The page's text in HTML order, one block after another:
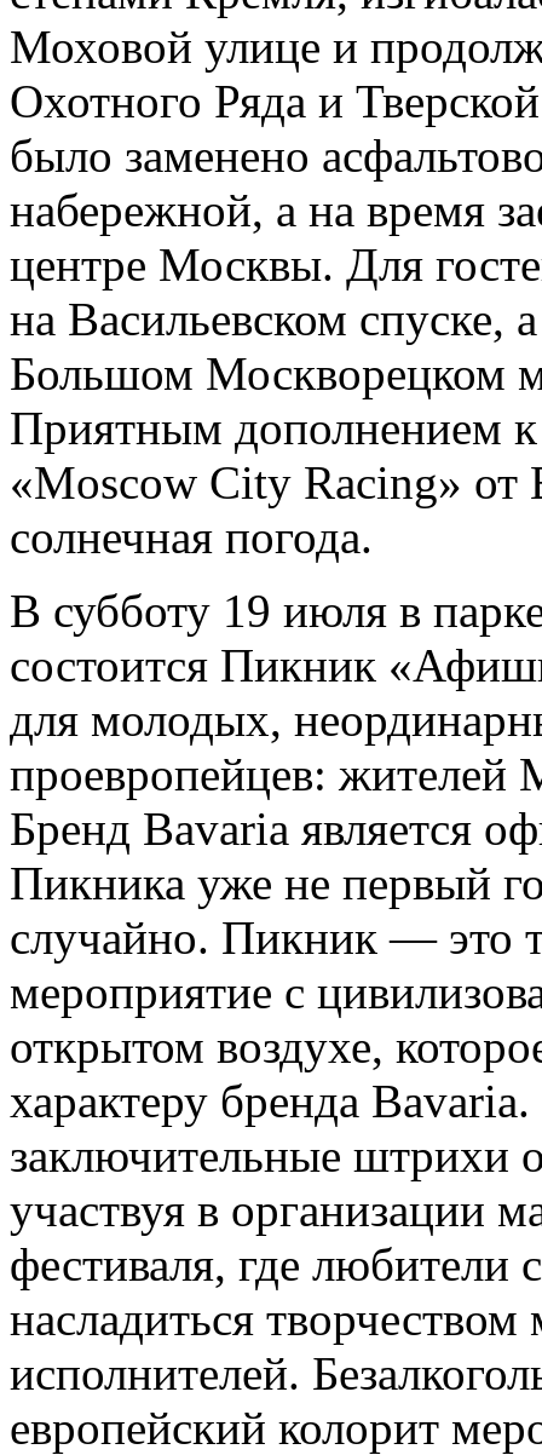
Моховой улице и
Охотного Ряда и
было заменено
набережной, а на время
центре Москвы. Для
на Васильевском спуске,
Большом Москворецком
Приятным дополнением
«Moscow City Racing» от
солнечная погода.
В субботу 19 июля в
состоится Пикник
для молодых,
проевропейцев: жителей
Бренд Bavaria является
Пикника уже не первый
случайно. Пикник — это
мероприятие с
открытом воздухе,
характеру бренда
заключительные штрихи
участвуя в организации
фестиваля, где
насладиться
исполнителей.
европейский колорит